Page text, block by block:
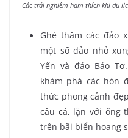
Các trải nghiệm ham thích khi du
Ghé thăm các đảo
một số đảo nhỏ
Yến và đảo Bảo
khám phá các hòn
thức phong cảnh
câu cá, lặn với ống
trên bãi biển hoang